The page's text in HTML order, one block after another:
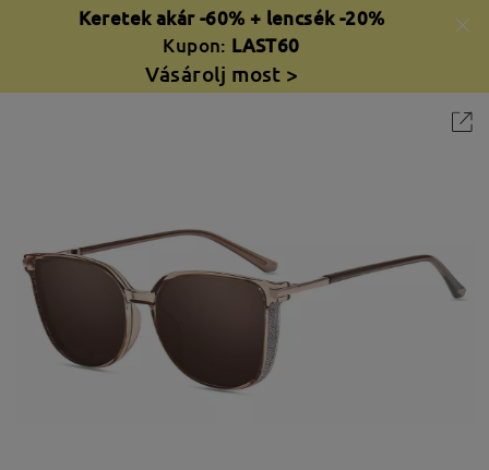
Keretek akár -60% + lencsék -20%
Kupon: LAST60
Vásárolj most >